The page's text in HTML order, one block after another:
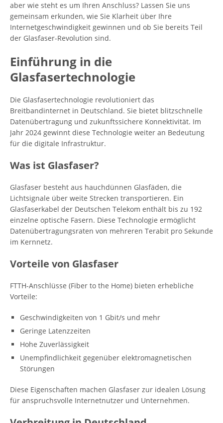
aber wie steht es um Ihren Anschluss? Lassen Sie uns
gemeinsam erkunden, wie Sie Klarheit über Ihre
Internetgeschwindigkeit gewinnen und ob Sie bereits Teil
der Glasfaser-Revolution sind.
Einführung in die
Glasfasertechnologie
Die Glasfasertechnologie revolutioniert das
Breitbandinternet in Deutschland. Sie bietet blitzschnelle
Datenübertragung und zukunftssichere Konnektivität. Im
Jahr 2024 gewinnt diese Technologie weiter an Bedeutung
für die digitale Infrastruktur.
Was ist Glasfaser?
Glasfaser besteht aus hauchdünnen Glasfäden, die
Lichtsignale über weite Strecken transportieren. Ein
Glasfaserkabel der Deutschen Telekom enthält bis zu 192
einzelne optische Fasern. Diese Technologie ermöglicht
Datenübertragungsraten von mehreren Terabit pro Sekunde
im Kernnetz.
Vorteile von Glasfaser
FTTH-Anschlüsse (Fiber to the Home) bieten erhebliche
Vorteile:
Geschwindigkeiten von 1 Gbit/s und mehr
Geringe Latenzzeiten
Hohe Zuverlässigkeit
Unempfindlichkeit gegenüber elektromagnetischen
Störungen
Diese Eigenschaften machen Glasfaser zur idealen Lösung
für anspruchsvolle Internetnutzer und Unternehmen.